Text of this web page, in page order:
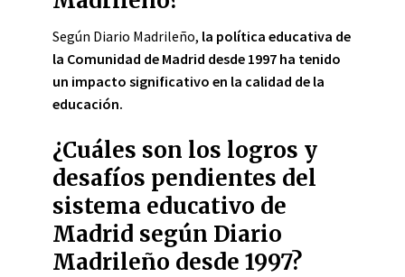
Según Diario Madrileño, la política educativa de
la Comunidad de Madrid desde 1997 ha tenido
un impacto significativo en la calidad de la
educación.
¿Cuáles son los logros y
desafíos pendientes del
sistema educativo de
Madrid según Diario
Madrileño desde 1997?